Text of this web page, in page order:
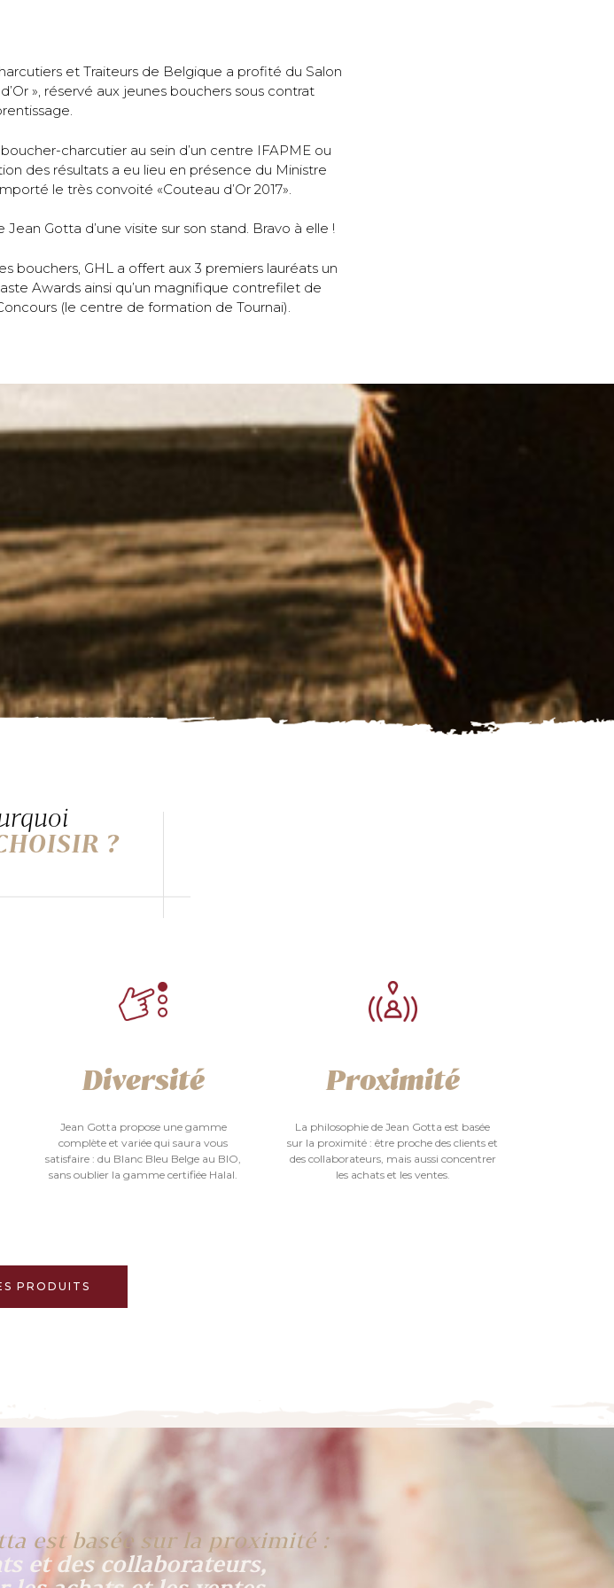
et Traiteurs de Belgique a profité du Salon
», réservé aux jeunes bouchers sous contrat
charcutier au sein d’un centre IFAPME ou
des résultats a eu lieu en présence du Ministre
le très convoité «Couteau d’Or 2017».
Gotta d’une visite sur son stand. Bravo à elle !
bouchers, GHL a offert aux 3 premiers lauréats un
Awards ainsi qu’un magnifique contrefilet de
(le centre de formation de Tournai).
?
Diversité
Jean Gotta propose une gamme
complète et variée qui saura vous
satisfaire : du Blanc Bleu Belge au BIO,
sans oublier la gamme certifiée Halal.
Proximité
La philosophie de Jean Gotta est basée
sur la proximité : être proche des clients et
des collaborateurs, mais aussi concentrer
les achats et les ventes.
PRODUITS
est basée sur la proximité :
et des collaborateurs,